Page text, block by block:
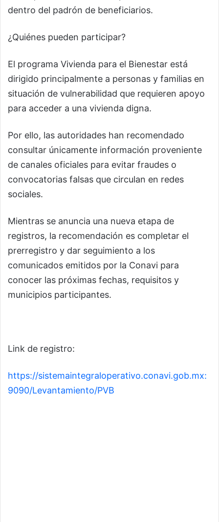
dentro del padrón de beneficiarios.
¿Quiénes pueden participar?
El programa Vivienda para el Bienestar está
dirigido principalmente a personas y familias en
situación de vulnerabilidad que requieren apoyo
para acceder a una vivienda digna.
Por ello, las autoridades han recomendado
consultar únicamente información proveniente
de canales oficiales para evitar fraudes o
convocatorias falsas que circulan en redes
sociales.
Mientras se anuncia una nueva etapa de
registros, la recomendación es completar el
prerregistro y dar seguimiento a los
comunicados emitidos por la Conavi para
conocer las próximas fechas, requisitos y
municipios participantes.
Link de registro:
https://sistemaintegraloperativo.conavi.gob.mx:
9090/Levantamiento/PVB